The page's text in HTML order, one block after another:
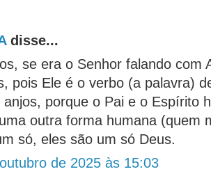
disse...
se era o Senhor falando com
pois Ele é o verbo (a palavra)
anjos, porque o Pai e o Espírito
outra forma humana (quem
só, eles são um só Deus.
de 2025 às 15:03